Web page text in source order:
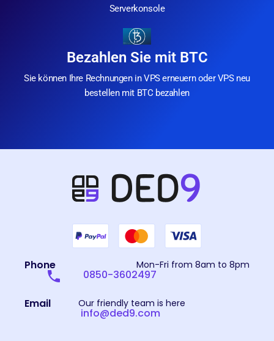
Serverkonsole
Bezahlen Sie mit BTC
Sie können Ihre Rechnungen in VPS erneuern oder VPS neu
bestellen mit BTC bezahlen
Phone Mon-Fri from 8am to 8pm
0850-3602497
Email Our friendly team is here
info@ded9.com